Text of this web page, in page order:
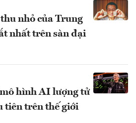
nhỏ của Trung
nhất trên sàn đại
hình AI lượng tử
tiên trên thế giới